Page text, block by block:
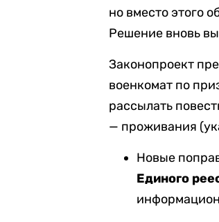
но вместо этого
Решение вновь
Законопроект
военкомат по
рассылать
— проживания
Новые
Единого